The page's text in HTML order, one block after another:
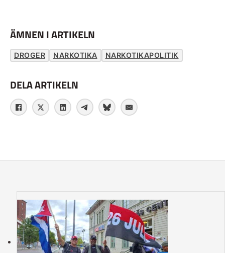
ÄMNEN I ARTIKELN
DROGER NARKOTIKA NARKOTIKAPOLITIK
DELA ARTIKELN